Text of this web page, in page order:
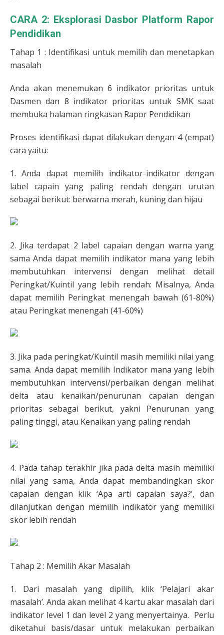
CARA 2: Eksplorasi Dasbor Platform Rapor
Pendidikan
Tahap 1 : Identifikasi untuk memilih dan menetapkan
masalah
Anda akan menemukan 6 indikator prioritas untuk
Dasmen dan 8 indikator prioritas untuk SMK saat
membuka halaman ringkasan Rapor Pendidikan
Proses identifikasi dapat dilakukan dengan 4 (empat)
cara yaitu:
1. Anda dapat memilih indikator-indikator dengan
label capain yang paling rendah dengan urutan
sebagai berikut: berwarna merah, kuning dan hijau
2. Jika terdapat 2 label capaian dengan warna yang
sama Anda dapat memilih indikator mana yang lebih
membutuhkan intervensi dengan melihat detail
Peringkat/Kuintil yang lebih rendah: Misalnya, Anda
dapat memilih Peringkat menengah bawah (61-80%)
atau Peringkat menengah (41-60%)
3. Jika pada peringkat/Kuintil masih memiliki nilai yang
sama. Anda dapat memilih Indikator mana yang lebih
membutuhkan intervensi/perbaikan dengan melihat
delta atau kenaikan/penurunan capaian dengan
prioritas sebagai berikut, yakni Penurunan yang
paling tinggi, atau Kenaikan yang paling rendah
4. Pada tahap terakhir jika pada delta masih memiliki
nilai yang sama, Anda dapat membandingkan skor
capaian dengan klik ‘Apa arti capaian saya?’, dan
dilanjutkan dengan memilih indikator yang memiliki
skor lebih rendah
Tahap 2 : Memilih Akar Masalah
1. Dari masalah yang dipilih, klik ‘Pelajari akar
masalah’. Anda akan melihat 4 kartu akar masalah dari
indikator level 1 dan level 2 yang menyertainya. Perlu
diketahui basis/dasar untuk melakukan perbaikan